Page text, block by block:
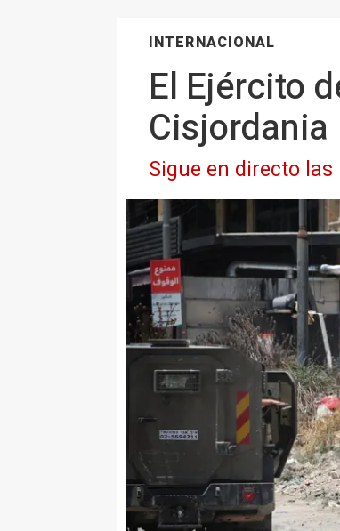
INTERNACIONAL
El Ejército
Cisjordania
Sigue en directo